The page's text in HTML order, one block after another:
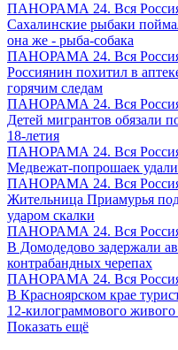
ПАНОРАМА 24. Вся
Сахалинские рыбаки
она же - рыба-собака
ПАНОРАМА 24. Вся
Россиянин похитил в
горячим следам
ПАНОРАМА 24. Вся
Детей мигрантов обязали
18-летия
ПАНОРАМА 24. Вся
Медвежат-попрошаек
ПАНОРАМА 24. Вся
Жительница Приамурья
ударом скалки
ПАНОРАМА 24. Вся
В Домодедово задержали
контрабандных черепах
ПАНОРАМА 24. Вся
В Красноярском крае
12-килограммового живого
Показать ещё